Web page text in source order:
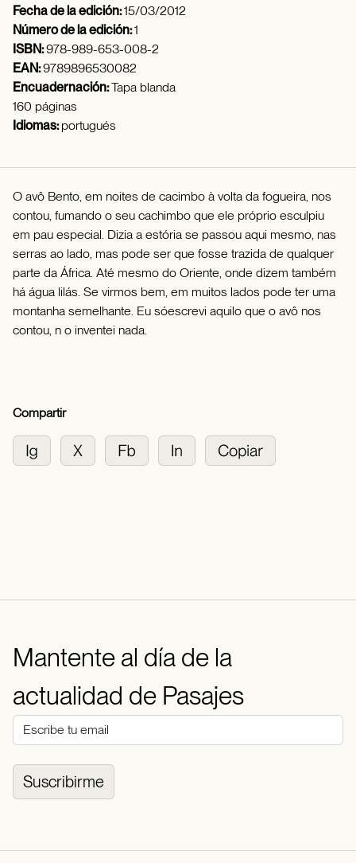
Fecha de la edición:15/03/2012
Número de la edición:1
ISBN:978-989-653-008-2
EAN:9789896530082
Encuadernación:Tapa blanda
160 páginas
Idiomas:portugués
O avô Bento, em noites de cacimbo à volta da fogueira, nos
contou, fumando o seu cachimbo que ele próprio esculpiu
em pau especial. Dizia a estória se passou aqui mesmo, nas
serras ao lado, mas pode ser que fosse trazida de qualquer
parte da África. Até mesmo do Oriente, onde dizem também
há água lilás. Se virmos bem, em muitos lados pode ter uma
montanha semelhante. Eu sóescrevi aquilo que o avô nos
contou, n o inventei nada.
Compartir
Mantente al día de la
actualidad de Pasajes
Suscribirme